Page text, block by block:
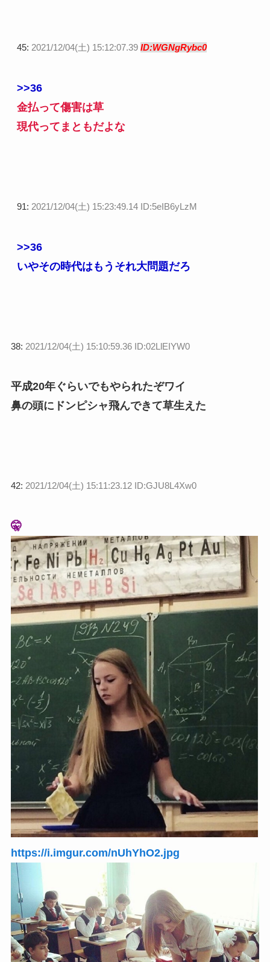
45: 2021/12/04(土) 15:12:07.39 ID:WGNgRybc0
>>36
金払って傷害は草
現代ってまともだよな
91: 2021/12/04(土) 15:23:49.14 ID:5eIB6yLzM
>>36
いやその時代はもうそれ大問題だろ
38: 2021/12/04(土) 15:10:59.36 ID:02LlEIYW0
平成20年ぐらいでもやられたぞワイ
鼻の頭にドンピシャ飛んできて草生えた
42: 2021/12/04(土) 15:11:23.12 ID:GJU8L4Xw0
🤫
https://i.imgur.com/nUhYhO2.jpg